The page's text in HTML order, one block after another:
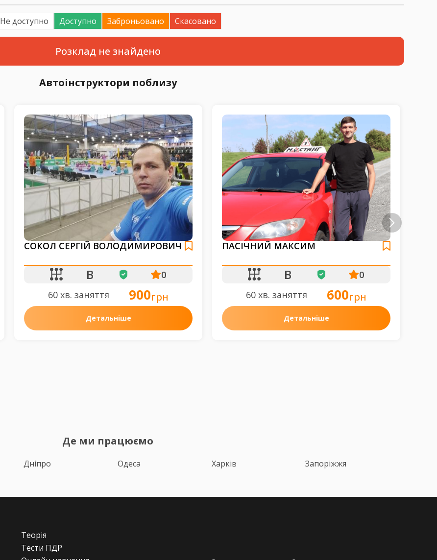
Не доступно Доступно Заброньовано Скасовано
Розклад не знайдено
Автоінструктори поблизу
СОКОЛ СЕРГІЙ ВОЛОДИМИРОВИЧ
B
0
60 хв. заняття
900грн
Детальніше
ПАСІЧНИЙ МАКСИМ
B
0
60 хв. заняття
600грн
Детальніше
Де ми працюємо
Дніпро Одеса Харків Запоріжжя
Теорія
Тести ПДР